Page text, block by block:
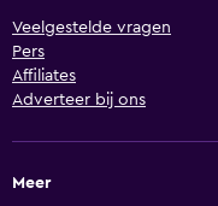
Veelgestelde vragen
Pers
Affiliates
Adverteer bij ons
Meer